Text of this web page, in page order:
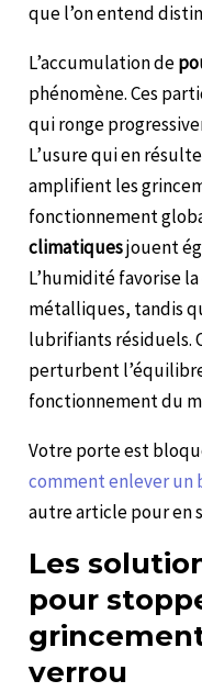
que l’on entend
L’accumulation de
phénomène. Ces
qui ronge
L’usure qui en
amplifient les
fonctionnement
climatiquesjouent
L’humidité favorise
métalliques, tandis
lubrifiants résiduels.
perturbent
fonctionnement du
Votre porte est
comment enlever
autre article pour en
Les
pour
verrou